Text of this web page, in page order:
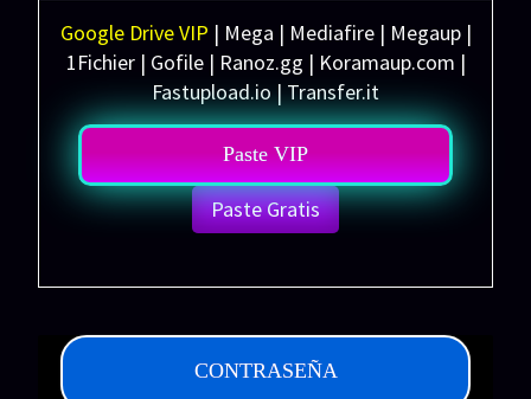
Google Drive VIP | Mega | Mediafire | Megaup |
1Fichier | Gofile | Ranoz.gg | Koramaup.com |
Fastupload.io | Transfer.it
Paste VIP
Paste Gratis
CONTRASEÑA